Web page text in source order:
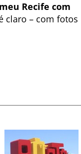
Recife com
claro – com fotos